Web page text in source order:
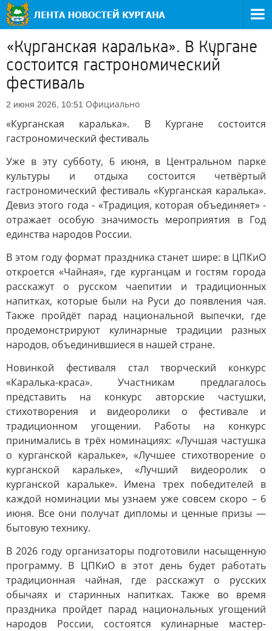
«Курганская каралька». В Кургане
состоится гастрономический
фестиваль
2 июня 2026, 10:51 Официально
«Курганская каралька». В Кургане состоится
гастрономический фестиваль
Уже в эту субботу, 6 июня, в Центральном парке
культуры и отдыха состоится четвёртый
гастрономический фестиваль «Курганская каралька».
Девиз этого года - «Традиция, которая объединяет» -
отражает особую значимость мероприятия в Год
единства народов России.
В этом году формат праздника станет шире: в ЦПКиО
откроется «Чайная», где курганцам и гостям города
расскажут о русском чаепитии и традиционных
напитках, которые были на Руси до появления чая.
Также пройдёт парад национальной выпечки, где
продемонстрируют кулинарные традиции разных
народов, объединившиеся в нашей стране.
Новинкой фестиваля стал творческий конкурс
«Каралька-краса». Участникам предлагалось
представить на конкурс авторские частушки,
стихотворения и видеоролики о фестивале и
традиционном угощении. Работы на конкурс
принимались в трёх номинациях: «Лучшая частушка
о курганской каральке», «Лучшее стихотворение о
курганской каральке», «Лучший видеоролик о
курганской каральке». Имена трех победителей в
каждой номинации мы узнаем уже совсем скоро – 6
июня. Все они получат дипломы и ценные призы —
бытовую технику.
В 2026 году организаторы подготовили насыщенную
программу. В ЦПКиО в этот день будет работать
традиционная чайная, где расскажут о русских
обычаях и старинных напитках. Также во время
праздника пройдет парад национальных угощений
народов России, состоятся кулинарные мастер-